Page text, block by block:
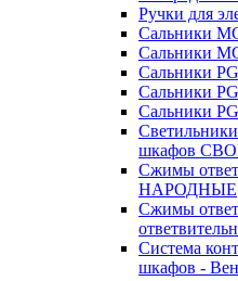
Ручки для
Сальники
Сальники
Сальники PG
Сальники
Сальники
шкафов
Сжимы
НАРОДНЫЕ
Сжимы
Система
шкафов -